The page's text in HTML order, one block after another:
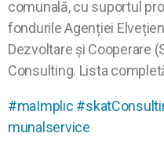
comunală, cu suportul
fondurile Agenției
Dezvoltare şi Cooperare
Consulting. Lista
#maImplic
munalservice